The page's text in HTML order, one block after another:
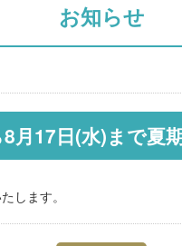
お知らせ
月17日(水)まで夏
します。